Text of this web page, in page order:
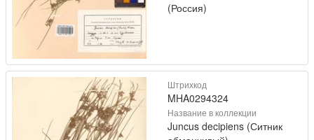
(Россия)
Штрихкод
MHA0294324
Название в коллекции
Juncus decipiens (Ситник